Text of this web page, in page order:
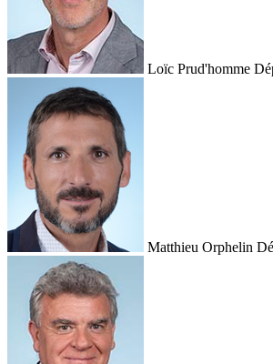
Loïc Prud'homme
Matthieu Orphelin